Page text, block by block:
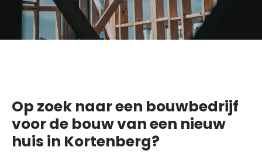
Op zoek naar een bouwbedrijf
voor de bouw van een nieuw
huis in Kortenberg?